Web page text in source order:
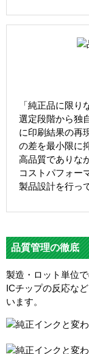
「純正品に限
選定段階から独
に印刷結果の再
の差を最小限に
高品質でありな
コストパフォー
製品設計を行っ
品質管理の徹底
製造・ロット単位
ICチップの反応な
います。